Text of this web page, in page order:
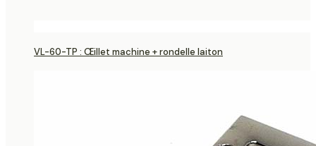
VL-60-TP : Œillet machine + rondelle laiton